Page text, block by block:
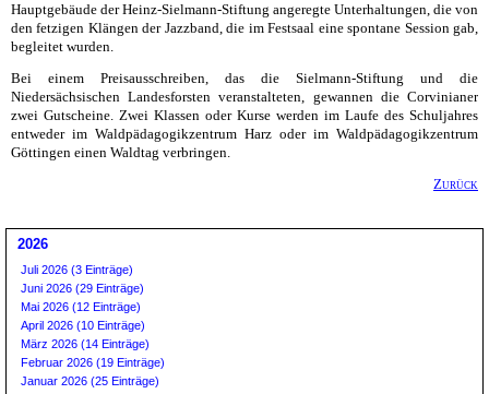
Hauptgebäude der Heinz-Sielmann-Stiftung angeregte Unterhaltungen, die von
den fetzigen Klängen der Jazzband, die im Festsaal eine spontane Session gab,
begleitet wurden.
Bei einem Preisausschreiben, das die Sielmann-Stiftung und die
Niedersächsischen Landesforsten veranstalteten, gewannen die Corvinianer
zwei Gutscheine. Zwei Klassen oder Kurse werden im Laufe des Schuljahres
entweder im Waldpädagogikzentrum Harz oder im Waldpädagogikzentrum
Göttingen einen Waldtag verbringen.
Zurück
2026
Juli 2026 (3 Einträge)
Juni 2026 (29 Einträge)
Mai 2026 (12 Einträge)
April 2026 (10 Einträge)
März 2026 (14 Einträge)
Februar 2026 (19 Einträge)
Januar 2026 (25 Einträge)